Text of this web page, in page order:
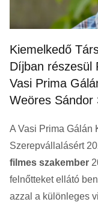
Kiemelkedő
Díjban részesül
Vasi Prima
Weöres Sándor
A Vasi Prima Gálán
Szerepvállalásért
filmes szakember
felnőtteket ellátó
azzal a különleges